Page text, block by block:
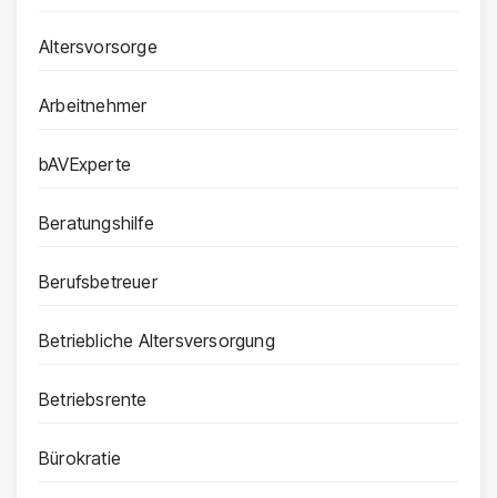
Altersvorsorge
Arbeitnehmer
bAVExperte
Beratungshilfe
Berufsbetreuer
Betriebliche Altersversorgung
Betriebsrente
Bürokratie